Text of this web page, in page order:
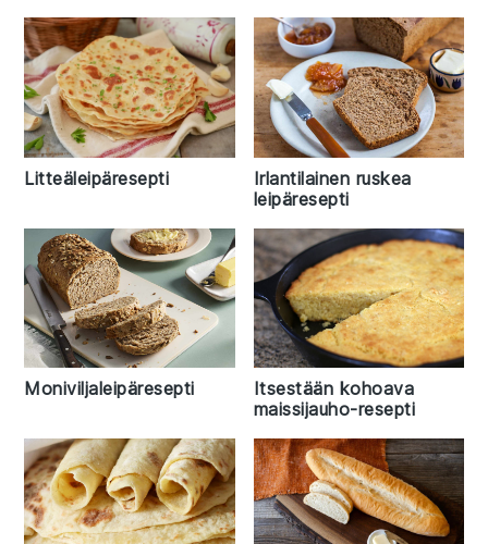
Litteäleipäresepti
Irlantilainen ruskea
leipäresepti
Moniviljaleipäresepti
Itsestään kohoava
maissijauho-resepti